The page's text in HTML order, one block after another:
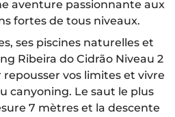
aventure passionnante aux
fortes de tous niveaux.
ses piscines naturelles et
Ribeira do Cidrão Niveau 2
vos limites et vivre
canyoning. Le saut le plus
7 mètres et la descente